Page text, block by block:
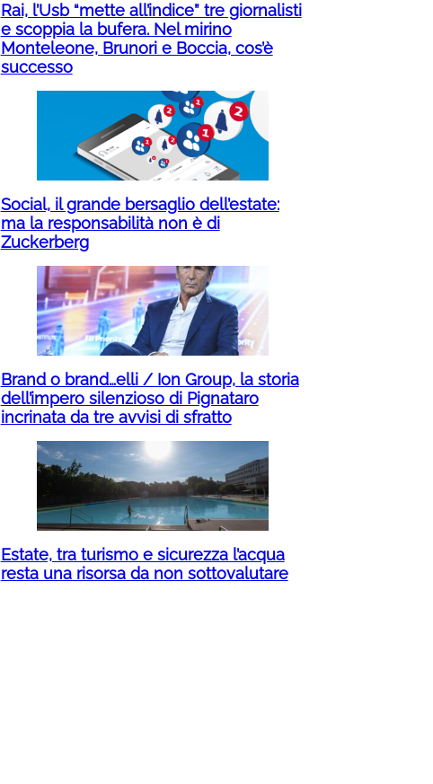
Rai, l’Usb “mette all’indice” tre giornalisti
e scoppia la bufera. Nel mirino
Monteleone, Brunori e Boccia, cos’è
successo
Social, il grande bersaglio dell’estate:
ma la responsabilità non è di
Zuckerberg
Brand o brand…elli / Ion Group, la storia
dell’impero silenzioso di Pignataro
incrinata da tre avvisi di sfratto
Estate, tra turismo e sicurezza l’acqua
resta una risorsa da non sottovalutare